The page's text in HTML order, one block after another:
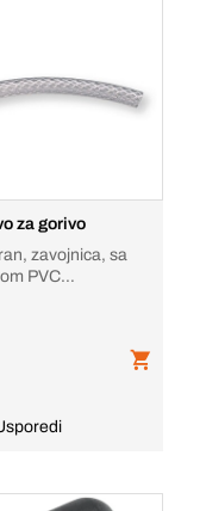
za gorivo
zavojnica, sa
PVC